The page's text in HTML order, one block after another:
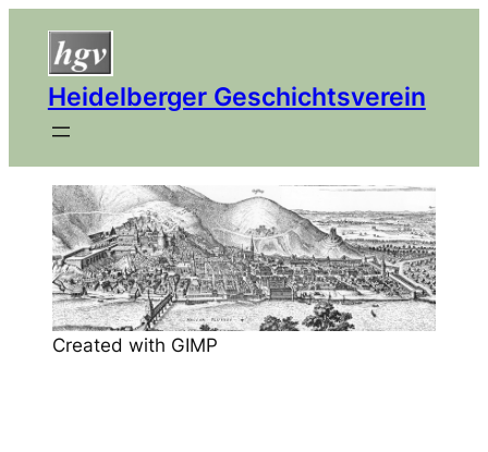
Heidelberger Geschichtsverein
Created with GIMP